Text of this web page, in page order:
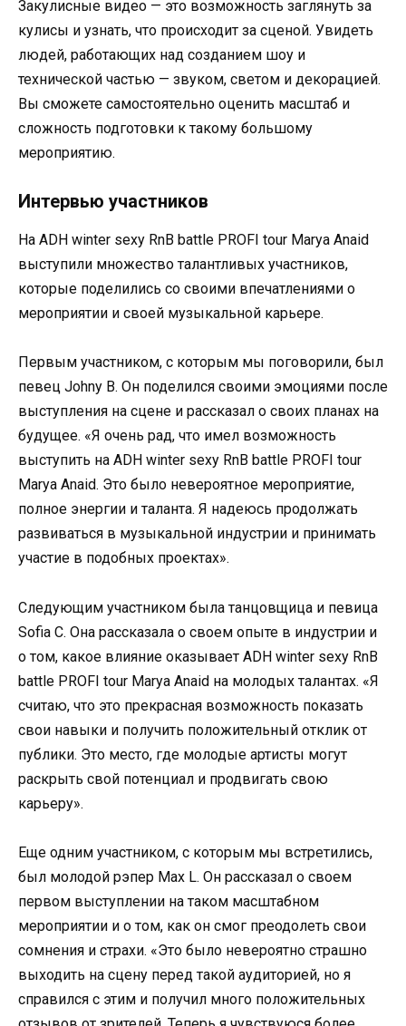
Закулисные видео — это возможность заглянуть за
кулисы и узнать, что происходит за сценой. Увидеть
людей, работающих над созданием шоу и
технической частью — звуком, светом и декорацией.
Вы сможете самостоятельно оценить масштаб и
сложность подготовки к такому большому
мероприятию.
Интервью участников
На ADH winter sexy RnB battle PROFI tour Marya Anaid
выступили множество талантливых участников,
которые поделились со своими впечатлениями о
мероприятии и своей музыкальной карьере.
Первым участником, с которым мы поговорили, был
певец Johny B. Он поделился своими эмоциями после
выступления на сцене и рассказал о своих планах на
будущее. «Я очень рад, что имел возможность
выступить на ADH winter sexy RnB battle PROFI tour
Marya Anaid. Это было невероятное мероприятие,
полное энергии и таланта. Я надеюсь продолжать
развиваться в музыкальной индустрии и принимать
участие в подобных проектах».
Следующим участником была танцовщица и певица
Sofia C. Она рассказала о своем опыте в индустрии и
о том, какое влияние оказывает ADH winter sexy RnB
battle PROFI tour Marya Anaid на молодых талантах. «Я
считаю, что это прекрасная возможность показать
свои навыки и получить положительный отклик от
публики. Это место, где молодые артисты могут
раскрыть свой потенциал и продвигать свою
карьеру».
Еще одним участником, с которым мы встретились,
был молодой рэпер Max L. Он рассказал о своем
первом выступлении на таком масштабном
мероприятии и о том, как он смог преодолеть свои
сомнения и страхи. «Это было невероятно страшно
выходить на сцену перед такой аудиторией, но я
справился с этим и получил много положительных